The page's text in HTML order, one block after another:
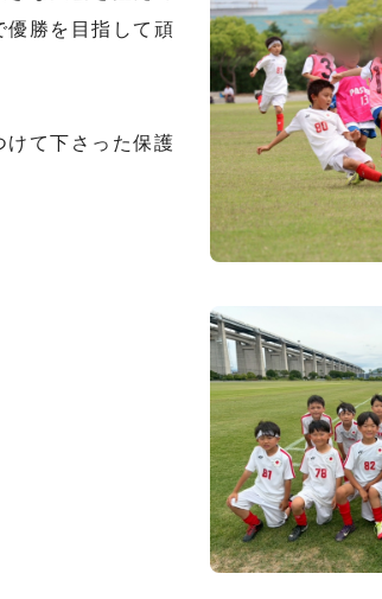
優勝を目指して頑
て下さった保護